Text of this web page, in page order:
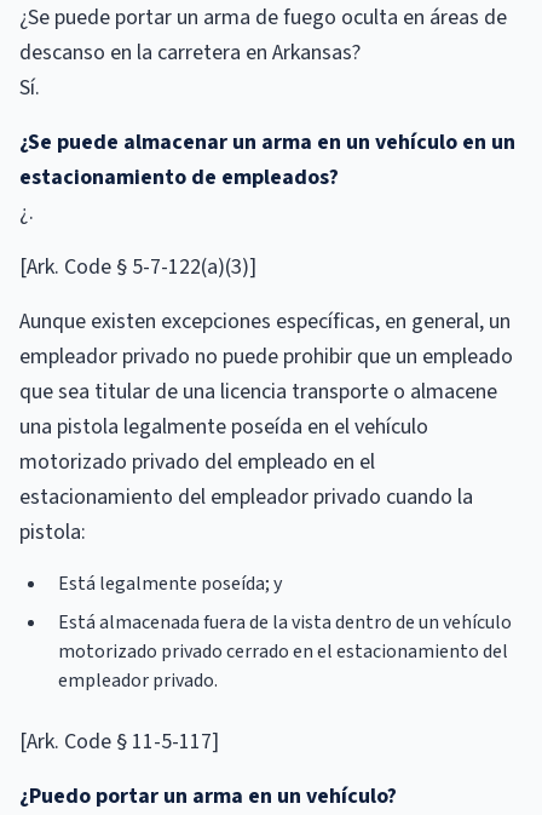
¿Se puede portar un arma de fuego oculta en áreas de
descanso en la carretera en Arkansas?
Sí.
¿Se puede almacenar un arma en un vehículo en un
estacionamiento de empleados?
¿.
[Ark. Code § 5-7-122(a)(3)]
Aunque existen excepciones específicas, en general, un
empleador privado no puede prohibir que un empleado
que sea titular de una licencia transporte o almacene
una pistola legalmente poseída en el vehículo
motorizado privado del empleado en el
estacionamiento del empleador privado cuando la
pistola:
Está legalmente poseída; y
Está almacenada fuera de la vista dentro de un vehículo
motorizado privado cerrado en el estacionamiento del
empleador privado.
[Ark. Code § 11-5-117]
¿Puedo portar un arma en un vehículo?